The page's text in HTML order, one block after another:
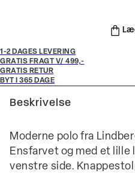
1-2 DAGES LEVERING
GRATIS FRAGT V/ 499,-
GRATIS RETUR
BYT I 365 DAGE
Beskrivelse
Moderne polo fra
Ensfarvet og med et
venstre side.